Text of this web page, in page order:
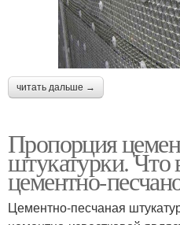
читать дальше →
Пропорция
штукатурки. Что
цементно-
Цементно-песчаная